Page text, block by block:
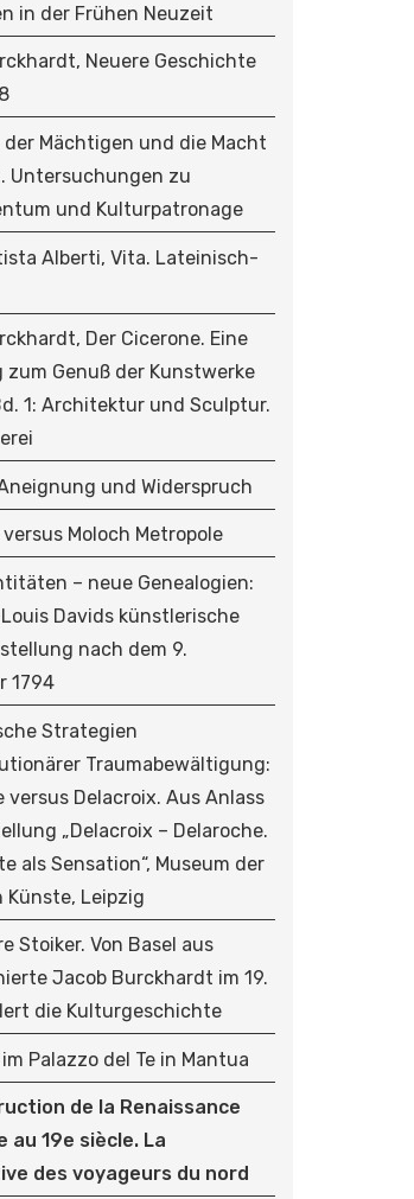
in der Frühen Neuzeit
Neuere Geschichte
der Mächtigen und die Macht
Untersuchungen zu
und Kulturpatronage
Alberti, Vita. Lateinisch-
Der Cicerone. Eine
Genuß der Kunstwerke
1: Architektur und Sculptur.
und Widerspruch
Moloch Metropole
– neue Genealogien:
Davids künstlerische
nach dem 9.
1794
Strategien
Traumabewältigung:
versus Delacroix. Aus Anlass
„Delacroix – Delaroche.
als Sensation“, Museum der
Künste, Leipzig
Stoiker. Von Basel aus
Jacob Burckhardt im 19.
die Kulturgeschichte
Palazzo del Te in Mantua
de la Renaissance
au 19e siècle. La
des voyageurs du nord